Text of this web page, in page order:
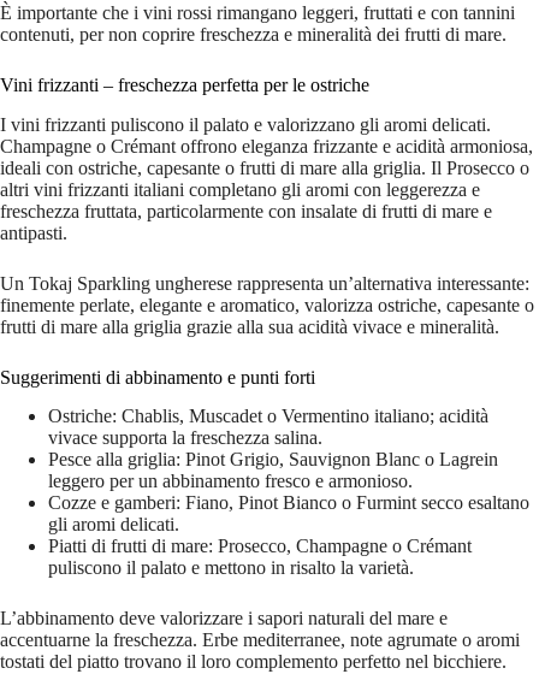
È importante che i vini rossi rimangano leggeri, fruttati e con tannini
contenuti, per non coprire freschezza e mineralità dei frutti di mare.
Vini frizzanti – freschezza perfetta per le ostriche
I vini frizzanti puliscono il palato e valorizzano gli aromi delicati.
Champagne o Crémant offrono eleganza frizzante e acidità armoniosa,
ideali con ostriche, capesante o frutti di mare alla griglia. Il Prosecco o
altri vini frizzanti italiani completano gli aromi con leggerezza e
freschezza fruttata, particolarmente con insalate di frutti di mare e
antipasti.
Un Tokaj Sparkling ungherese rappresenta un’alternativa interessante:
finemente perlate, elegante e aromatico, valorizza ostriche, capesante o
frutti di mare alla griglia grazie alla sua acidità vivace e mineralità.
Suggerimenti di abbinamento e punti forti
Ostriche: Chablis, Muscadet o Vermentino italiano; acidità
vivace supporta la freschezza salina.
Pesce alla griglia: Pinot Grigio, Sauvignon Blanc o Lagrein
leggero per un abbinamento fresco e armonioso.
Cozze e gamberi: Fiano, Pinot Bianco o Furmint secco esaltano
gli aromi delicati.
Piatti di frutti di mare: Prosecco, Champagne o Crémant
puliscono il palato e mettono in risalto la varietà.
L’abbinamento deve valorizzare i sapori naturali del mare e
accentuarne la freschezza. Erbe mediterranee, note agrumate o aromi
tostati del piatto trovano il loro complemento perfetto nel bicchiere.